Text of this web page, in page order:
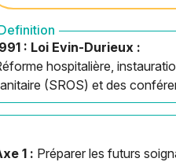
: Loi Evin-Durieux :
hospitalière,
(SROS) et des
1 : Préparer les futurs